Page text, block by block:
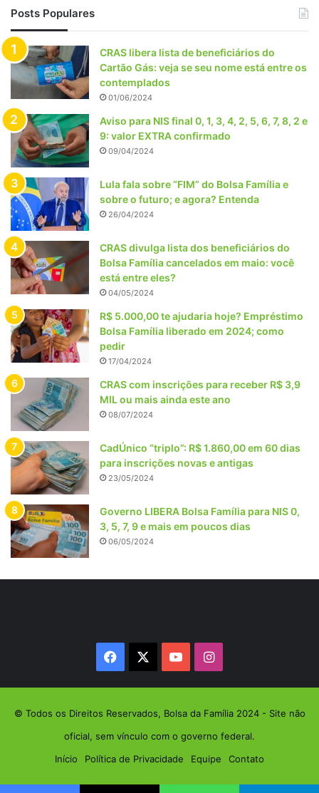
Posts Populares
CRAS libera lista de beneficiários do
Cartão Gás: veja se seu nome está entre os
contemplados
01/06/2024
Aviso para NIS final 0, 1, 3, 4, 2, 5, 6, 7, 8, 2 e
9: valor EXTRA confirmado
09/04/2024
Lula fala sobre “FIM” do Bolsa Família e
sobre o futuro; e agora? Entenda
26/04/2024
CRAS divulga lista dos beneficiários do
Bolsa Família cancelados em maio: você
está entre eles?
04/05/2024
R$ 5.000,00 te ajudaria hoje? Empréstimo
Bolsa Família liberado em 2024; como
pedir
17/04/2024
CRAS com inscrições para receber R$ 3,9
MIL ou mais ainda este ano
08/07/2024
CadÚnico “triplo”: R$ 1.860,00 em 60 dias
para inscrições novas e antigas
23/05/2024
Governo LIBERA Bolsa Família para NIS 0,
3, 5, 7, 9 e mais em poucos dias
06/05/2024
Facebook YouTubeInstagram
© Todos os Direitos Reservados, Bolsa da Família 2024 - Site não
oficial, sem vínculo com o governo federal.
Início
Política de Privacidade Equipe Contato